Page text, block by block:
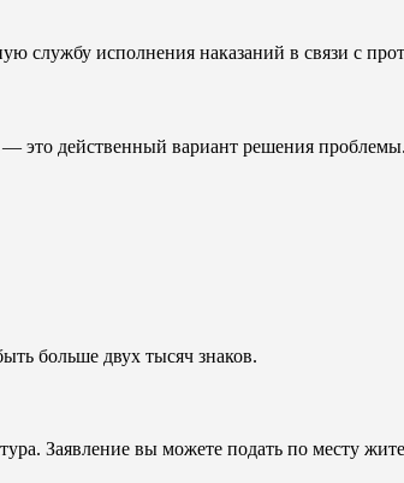
службу исполнения наказаний в связи с
действенный вариант решения
больше двух тысяч знаков.
Заявление вы можете подать по месту